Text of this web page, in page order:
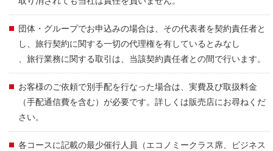
団体・グループでお申込みの場合は、その代表者を契約責任者と
し、旅行契約に関する一切の代理権を有しているとみなし
、旅行業務に関する取引は、当該契約責任者との間で行います。
お客様のご依頼で別手配を行なった場合は、実費及び取扱料金
（手配通信費を含む）が必要です。詳しくは販売店にお尋ねくだ
さい。
各コースに記載の最少催行人員（エコノミークラス席、ビジネス